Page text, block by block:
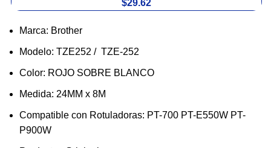
$29.62
Marca: Brother
Modelo: TZE252 / TZE-252
Color: ROJO SOBRE BLANCO
Medida: 24MM x 8M
Compatible con Rotuladoras: PT-700 PT-E550W PT-
P900W